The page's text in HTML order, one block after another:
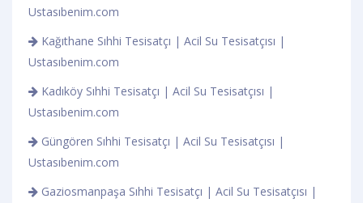
Ustasıbenim.com
Kağıthane Sıhhi Tesisatçı | Acil Su Tesisatçısı |
Ustasıbenim.com
Kadıköy Sıhhi Tesisatçı | Acil Su Tesisatçısı |
Ustasıbenim.com
Güngören Sıhhi Tesisatçı | Acil Su Tesisatçısı |
Ustasıbenim.com
Gaziosmanpaşa Sıhhi Tesisatçı | Acil Su Tesisatçısı |